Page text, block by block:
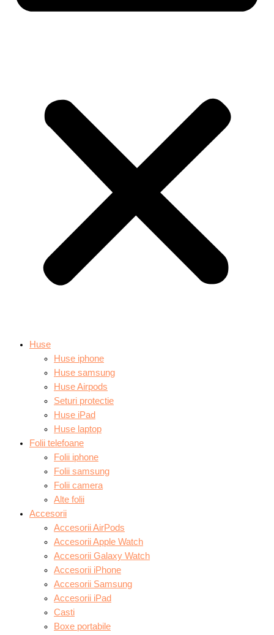
Huse
Huse iphone
Huse samsung
Huse Airpods
Seturi protectie
Huse iPad
Huse laptop
Folii telefoane
Folii iphone
Folii samsung
Folii camera
Alte folii
Accesorii
Accesorii AirPods
Accesorii Apple Watch
Accesorii Galaxy Watch
Accesorii iPhone
Accesorii Samsung
Accesorii iPad
Casti
Boxe portabile